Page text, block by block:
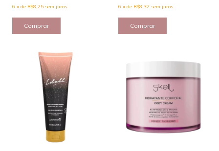
6 x de R$8,25 sem juros 6 x de R$8,32 sem juros